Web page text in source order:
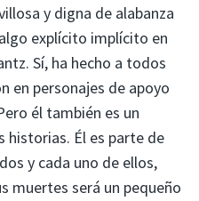
y digna de alabanza
explícito implícito en
Sí, ha hecho a todos
en personajes de apoyo
él también es un
historias. Él es parte de
y cada uno de ellos,
muertes será un pequeño